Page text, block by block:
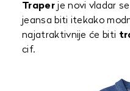
Traperje novi vladar
jeansa biti itekako
najatraktivnije će biti
cif.